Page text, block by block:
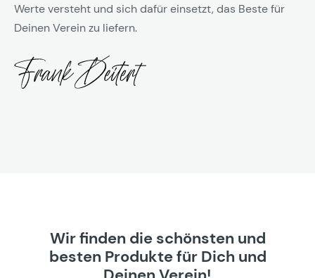
Werte versteht und sich dafür einsetzt, das Beste für
Deinen Verein zu liefern.
Wir finden die schönsten und
besten Produkte für Dich und